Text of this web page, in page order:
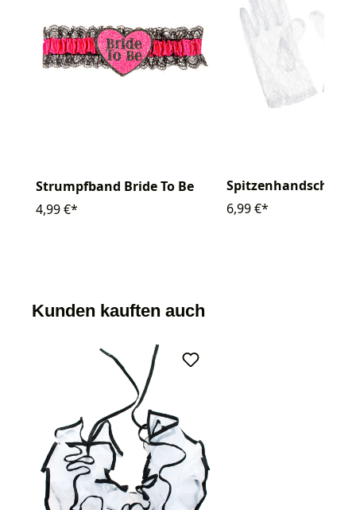
Strumpfband Bride To Be
4,99 €*
6,99 €*
Kunden kauften auch